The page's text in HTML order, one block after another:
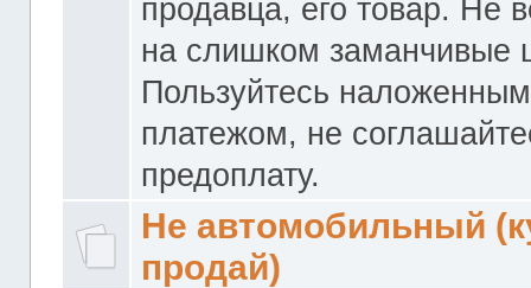
продавца, его товар. Не
на слишком заманчивые
Пользуйтесь наложенным
платежом, не
предоплату.
Не автомобильный
продай)